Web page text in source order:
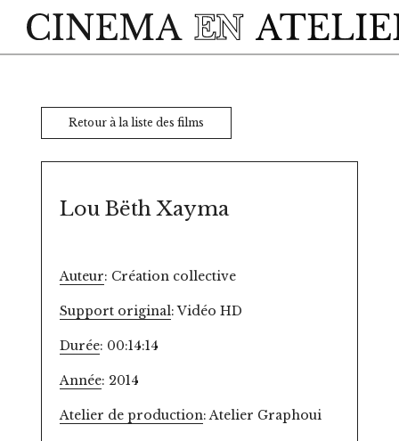
Retour à la liste des films
Lou Bëth Xayma
Auteur: Création collective
Support original: Vidéo HD
Durée: 00:14:14
Année: 2014
Atelier de production: Atelier Graphoui